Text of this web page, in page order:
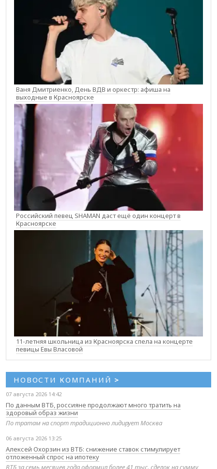
Ваня Дмитриенко, День ВДВ и оркестр: афиша на
выходные в Красноярске
Российский певец SHAMAN даст ещё один концерт в
Красноярске
11-летняя школьница из Красноярска спела на концерте
певицы Евы Власовой
НОВОСТИ КОМПАНИЙ >
07 августа 2026 14:42
По данным ВТБ, россияне продолжают много тратить на
здоровый образ жизни
По тратам на спорт традиционно лидирует Москва
06 августа 2026 13:25
Алексей Охорзин из ВТБ: снижение ставок стимулирует
отложенный спрос на ипотеку
ВТБ за семь месяцев года оформил более 41 тыс. сделок на сумму